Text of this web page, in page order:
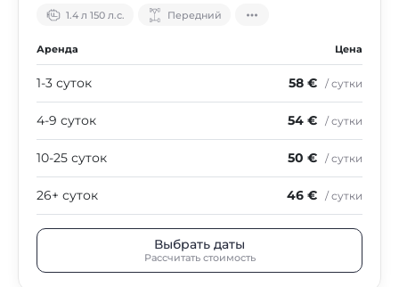
1.4 л 150 л.с. Передний
Аренда Цена
1-3 суток 58 € / сутки
4-9 суток 54 € / сутки
10-25 суток 50 € / сутки
26+ суток 46 € / сутки
Выбрать даты
Рассчитать стоимость